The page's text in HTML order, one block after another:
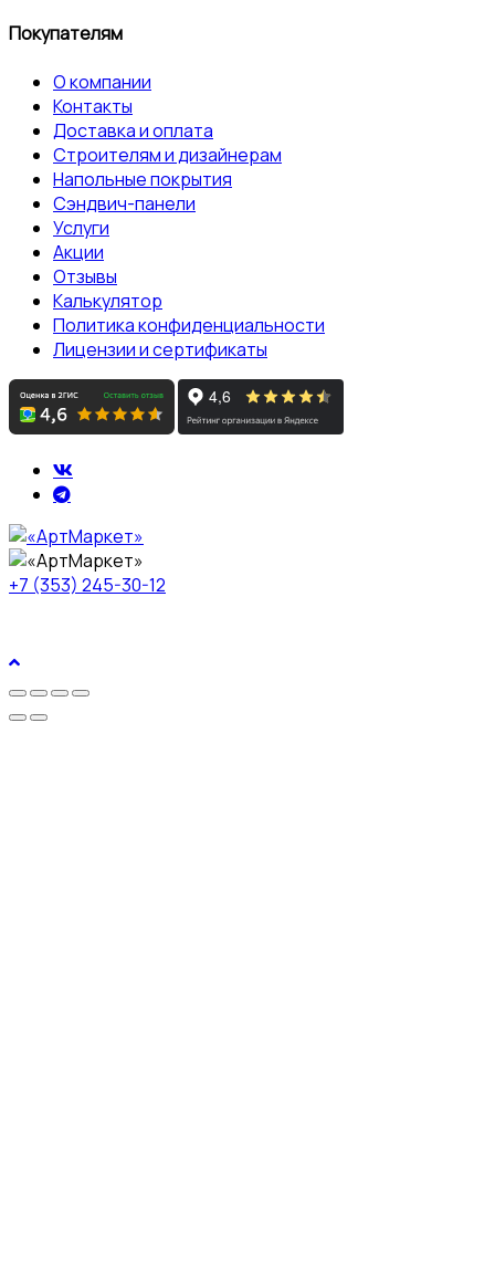
Покупателям
О компании
Контакты
Доставка и оплата
Строителям и дизайнерам
Напольные покрытия
Сэндвич-панели
Услуги
Акции
Отзывы
Калькулятор
Политика конфиденциальности
Лицензии и сертификаты
+7 (353) 245-30-12